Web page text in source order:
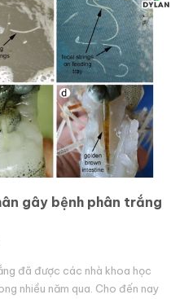
gây bệnh phân trắng
đã được các nhà khoa học
nhiều năm qua. Cho đến nay